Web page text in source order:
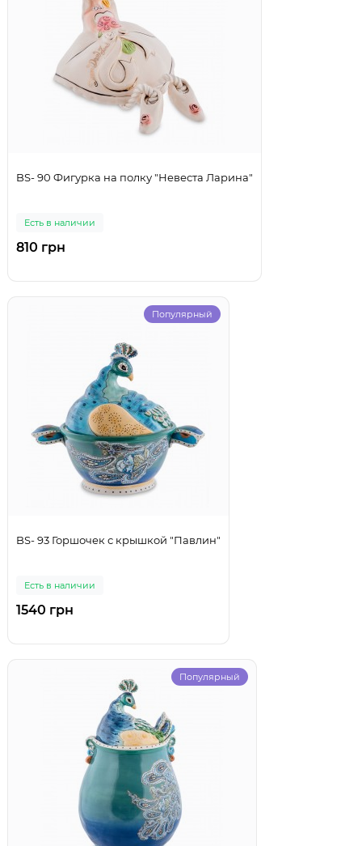
BS- 90 Фигурка на полку "Невеста Ларина"
Есть в наличии
810 грн
Популярный
BS- 93 Горшочек с крышкой "Павлин"
Есть в наличии
1540 грн
Популярный